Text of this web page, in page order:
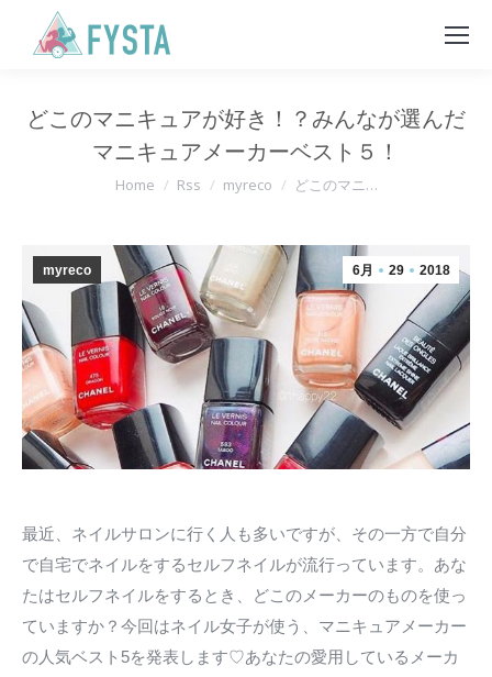
どこのマニキュアが好き！？みんなが選んだ
マニキュアメーカーベスト５！
You are here:
Home Rss myreco どこのマニ…
6月 29 2018
myreco
最近、ネイルサロンに行く人も多いですが、その一方で自分
で自宅でネイルをするセルフネイルが流行っています。あな
たはセルフネイルをするとき、どこのメーカーのものを使っ
ていますか？今回はネイル女子が使う、マニキュアメーカー
の人気ベスト5を発表します♡あなたの愛用しているメーカ